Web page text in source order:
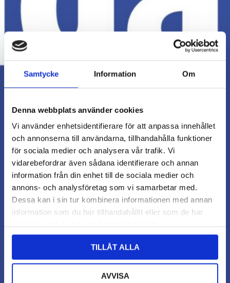
Samtycke Information Om
Denna webbplats använder cookies
Vi använder enhetsidentifierare för att anpassa innehållet
och annonserna till användarna, tillhandahålla funktioner
för sociala medier och analysera vår trafik. Vi
vidarebefordrar även sådana identifierare och annan
information från din enhet till de sociala medier och
annons- och analysföretag som vi samarbetar med.
Dessa kan i sin tur kombinera informationen med annan
information som du har tillhandahållit eller som de har
TILLÅT ALLA
AVVISA